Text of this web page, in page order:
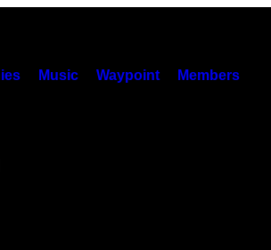
Music Waypoint Members